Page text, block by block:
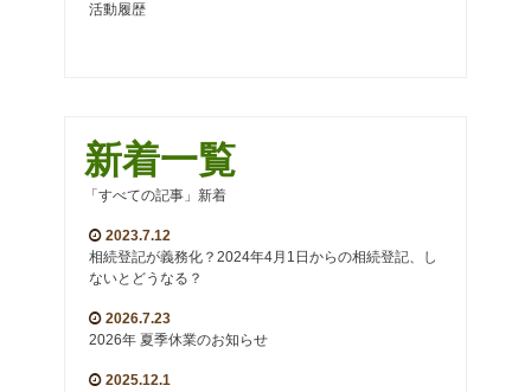
活動履歴
新着一覧
「すべての記事」新着
2023.7.12
相続登記が義務化？2024年4月1日からの相続登記、し
ないとどうなる？
2026.7.23
2026年 夏季休業のお知らせ
2025.12.1